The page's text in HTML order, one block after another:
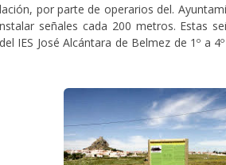
por parte de operarios del.
señales cada 200 metros. Estas
IES José Alcántara de Belmez de 1º a